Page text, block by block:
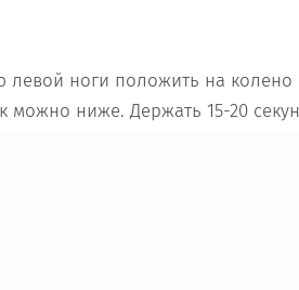
левой ноги положить на
можно ниже. Держать 15-20